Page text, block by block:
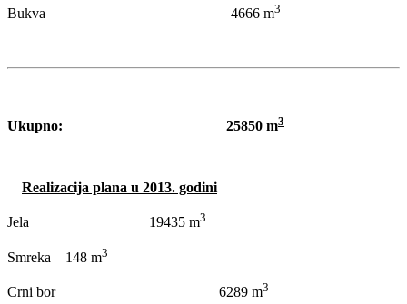
Bukva 4666 m3
Ukupno: 25850 m3
Realizacija plana u 2013. godini
Jela 19435 m3
Smreka 148 m3
Crni bor 6289 m3